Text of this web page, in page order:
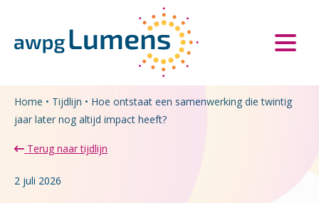
Home • Tijdlijn • Hoe ontstaat een samenwerking die twintig
jaar later nog altijd impact heeft?
Terug naar tijdlijn
2 juli 2026